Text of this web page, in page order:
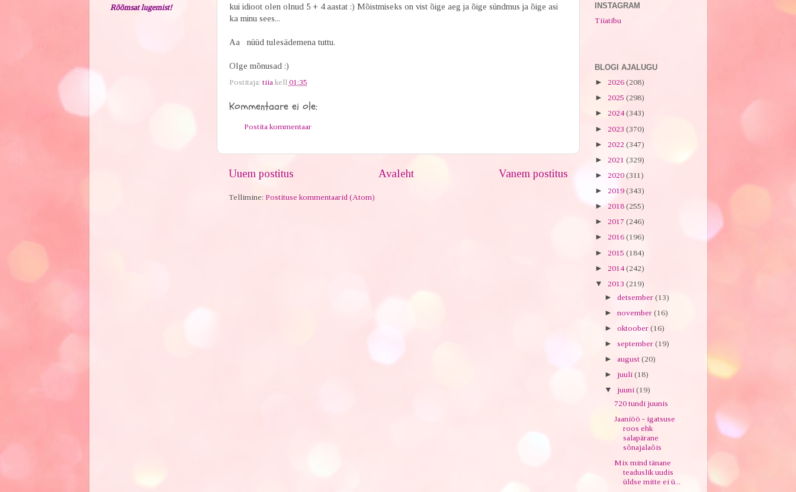
kui idioot olen olnud 5 + 4 aastat :) Mõistmiseks on vist õige aeg ja õige sündmus ja õige asi
ka minu sees...
Aa nüüd tulesädemena tuttu.
Olge mõnusad :)
Postitaja: tiia kell 01:35
Kommentaare ei ole:
Postita kommentaar
Uuem postitus Vanem postitus
Avaleht
Tellimine: Postituse kommentaarid (Atom)
Rõõmsat lugemist!
INSTAGRAM
Tiiatibu
BLOGI AJALUGU
► 2026 (208)
► 2025 (298)
► 2024(343)
► 2023 (370)
► 2022 (347)
► 2021 (329)
► 2020 (311)
► 2019 (343)
► 2018 (255)
► 2017 (246)
► 2016 (196)
► 2015 (184)
► 2014(242)
▼ 2013 (219)
► detsember (13)
► november (16)
► oktoober (16)
► september (19)
► august (20)
► juuli (18)
▼ juuni (19)
720 tundi juunis
Jaaniöö - igatsuse
roos ehk
salapärane
sõnajalaõis
Mix mind tänane
teaduslik uudis
üldse mitte ei ü...